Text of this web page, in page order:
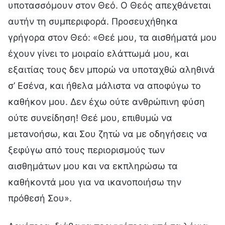
υποτασσόμουν στον Θεό. Ο Θεός απεχθάνεται
αυτήν τη συμπεριφορά. Προσευχήθηκα
γρήγορα στον Θεό: «Θεέ μου, τα αισθήματά μου
έχουν γίνει το μοιραίο ελάττωμά μου, και
εξαιτίας τους δεν μπορώ να υποταχθώ αληθινά
σ’ Εσένα, και ήθελα μάλιστα να αποφύγω το
καθήκον μου. Δεν έχω ούτε ανθρώπινη φύση
ούτε συνείδηση! Θεέ μου, επιθυμώ να
μετανοήσω, και Σου ζητώ να με οδηγήσεις να
ξεφύγω από τους περιορισμούς των
αισθημάτων μου και να εκπληρώσω τα
καθήκοντά μου για να ικανοποιήσω την
πρόθεσή Σου».